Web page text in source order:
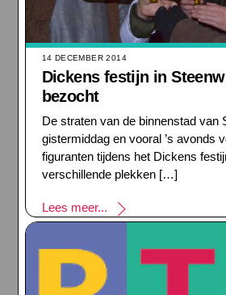
14 DECEMBER 2014
Dickens festijn in
bezocht
De straten van de binnenstad van
gistermiddag en vooral ’s avonds
figuranten tijdens het Dickens
verschillende plekken […]
Lees meer...